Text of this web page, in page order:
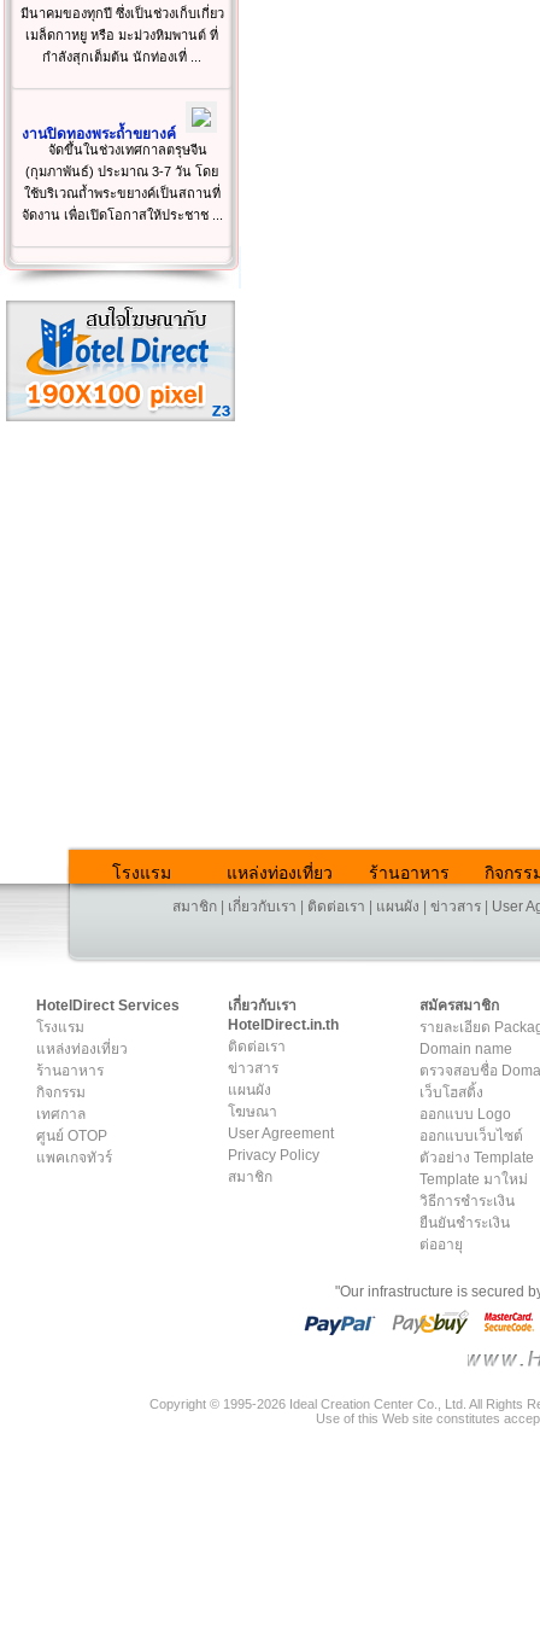
มีนาคมของทุกปี ซึ่งเป็นช่วงเก็บเกี่ยว
เมล็ดกาหยู หรือ มะม่วงหิมพานต์ ที่
กำลังสุกเต็มต้น นักท่องเที่ ...
งานปิดทองพระถ้ำขยางค์
จัดขึ้นในช่วงเทศกาลตรุษจีน
(กุมภาพันธ์) ประมาณ 3-7 วัน โดย
ใช้บริเวณถ้ำพระขยางค์เป็นสถานที่
จัดงาน เพื่อเปิดโอกาสให้ประชาช ...
โรงแรม แหล่งท่องเที่ยว ร้านอาหาร กิจกรร
สมาชิก เกี่ยวกับเรา ติดต่อเรา แผนผัง ข่าวสาร User
HotelDirect Services
โรงแรม
แหล่งท่องเที่ยว
ร้านอาหาร
กิจกรรม
เทศกาล
ศูนย์ OTOP
แพคเกจทัวร์
เกี่ยวกับเรา
HotelDirect.in.th
ติดต่อเรา
ข่าวสาร
แผนผัง
โฆษณา
User Agreement
Privacy Policy
สมาชิก
สมัครสมาชิก
รายละเอียด
Domain name
ตรวจสอบชื่อ
เว็บโฮสติ้ง
ออกแบบ Logo
ออกแบบเว็บไซต์
ตัวอย่าง Template
Template มาใหม่
วิธีการชำระเงิน
ยืนยันชำระเงิน
ต่ออายุ
"Our infrastructure is secured
Copyright © 1995-2026 Ideal Creation Center Co., Ltd. All Rights
Use of this Web site constitutes